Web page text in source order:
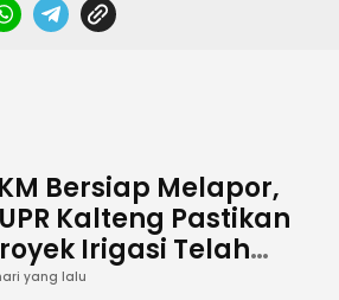
Bersiap Melapor,
Kalteng Pastikan
Irigasi Telah
yang lalu